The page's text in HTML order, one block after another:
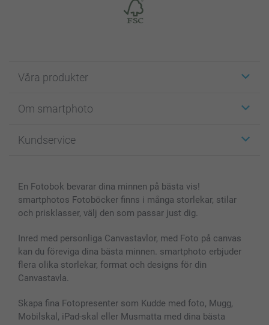
Våra produkter
Fotokort
Fotoböcker
Skal till Mobil & Surfplatta
MyNameBook
Fotoramar & Tillbehör
Presentkort
Alla fotoprodukter
Om smartphoto
För affiliates
Sitemap
Villkor och garantier
Kundservice
smartbonus
Priser & betalning
En Fotobok bevarar dina minnen på bästa vis!
smartphotos Fotoböcker finns i många storlekar, stilar
och prisklasser, välj den som passar just dig.
Inred med personliga Canvastavlor, med Foto på canvas
kan du föreviga dina bästa minnen. smartphoto erbjuder
flera olika storlekar, format och designs för din
Canvastavla.
Skapa fina Fotopresenter som Kudde med foto, Mugg,
Mobilskal, iPad-skal eller Musmatta med dina bästa